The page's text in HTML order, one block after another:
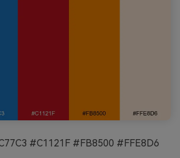
#C1121F #FB8500 #FFE8D6